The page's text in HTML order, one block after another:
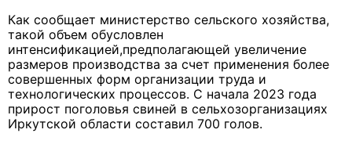
Как сообщает министерство сельского хозяйства,
такой объем обусловлен
интенсификацией,предполагающей увеличение
размеров производства за счет применения более
совершенных форм организации труда и
технологических процессов. С начала 2023 года
прирост поголовья свиней в сельхозорганизациях
Иркутской области составил 700 голов.